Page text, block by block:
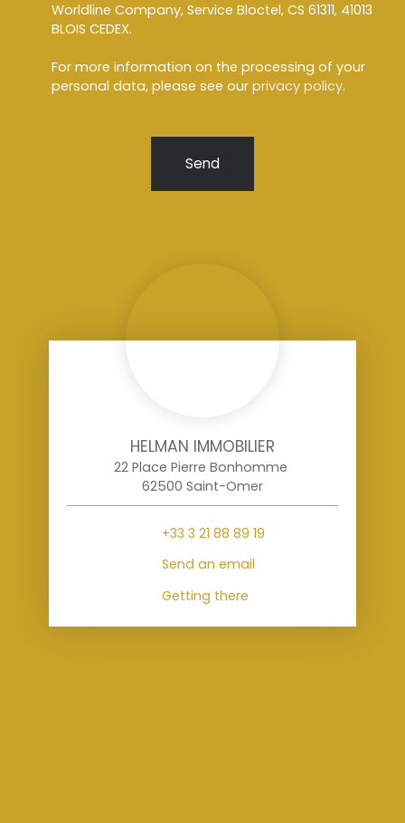
Worldline Company, Service Bloctel, CS 61311, 41013
BLOIS CEDEX.
For more information on the processing of your
personal data, please see our privacy policy.
Send
HELMAN IMMOBILIER
22 Place Pierre Bonhomme
62500 Saint-Omer
+33 3 21 88 89 19
Send an email
Getting there